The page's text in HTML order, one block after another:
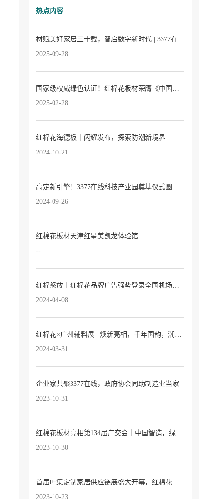
热点内容
材赋美好家居三十载，智启数字新时代 | 3377在线30周年庆典圆满成功！
2025-09-28
2025-02-28
红棉花海德板｜闪耀发布，探索防潮新境界
2024-10-21
2024-09-26
红棉花板材天津红星美凯龙体验馆
--
红棉怒放｜红棉花品牌广告强势登录全国机场及高铁站！
2024-04-08
2024-03-31
企业家共聚3377在线，政府协会同助制造业当家
2023-10-31
红棉花板材亮相第134届广交会｜中国智造，绿色建材，自信出海！
2023-10-30
首届叶集定制家居供应链展盛大开幕，红棉花板材惊艳亮相！
2023-10-23